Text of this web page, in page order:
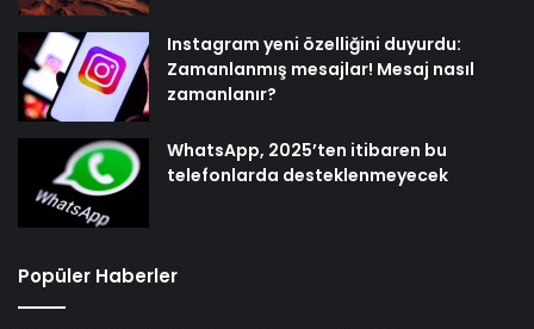
Instagram yeni özelliğini duyurdu:
Zamanlanmış mesajlar! Mesaj nasıl
zamanlanır?
WhatsApp, 2025’ten itibaren bu
telefonlarda desteklenmeyecek
Popüler Haberler